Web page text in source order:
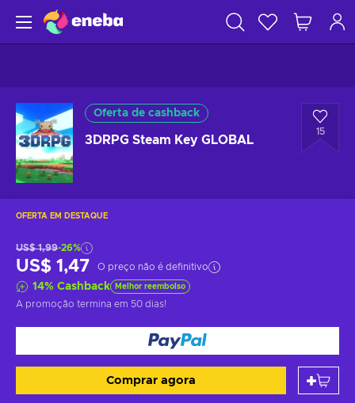
Oferta de cashback
3DRPG Steam Key GLOBAL
15
OFERTA EM DESTAQUE
US$ 1,99-26%
US$ 1,47 O preço não é definitivo
14% Cashback Melhor reembolso
A promoção termina em 50 dias!
Comprar agora